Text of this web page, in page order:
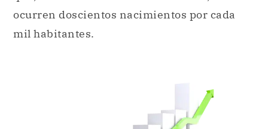
ocurren doscientos nacimientos por cada
mil habitantes.